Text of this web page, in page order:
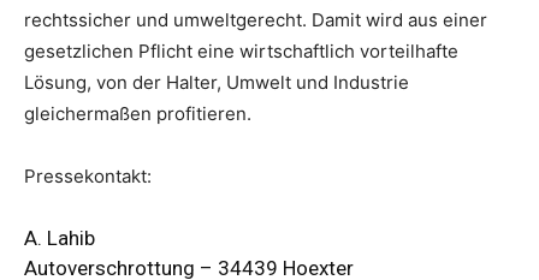
rechtssicher und umweltgerecht. Damit wird aus einer
gesetzlichen Pflicht eine wirtschaftlich vorteilhafte
Lösung, von der Halter, Umwelt und Industrie
gleichermaßen profitieren.
Pressekontakt:
A. Lahib
Autoverschrottung – 34439 Hoexter